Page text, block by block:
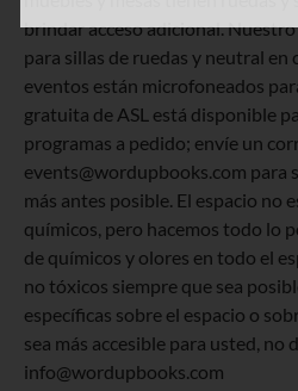
brindar acceso adicional.
para sillas de ruedas y neutral
eventos están microfoneados
gratuita de ASL está disponible
programas a pedido; envíe un
events@wordupbooks.com
más antes posible. El espacio no
químicos, pero hacemos todo lo
de químicos y olores en todo el
no tóxicos siempre que sea
específicas sobre el espacio o
sea más accesible para usted, no
info@wordupbooks.com